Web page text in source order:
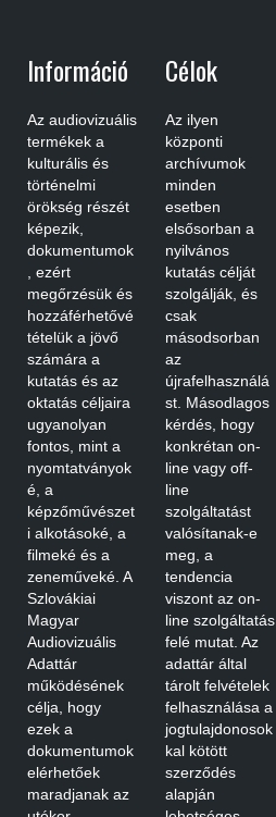
Információ
Az audiovizuális
termékek a
kulturális és
történelmi
örökség részét
képezik,
dokumentumok
, ezért
megőrzésük és
hozzáférhetővé
tételük a jövő
számára a
kutatás és az
oktatás céljaira
ugyanolyan
fontos, mint a
nyomtatványok
é, a
képzőművészet
i alkotásoké, a
filmeké és a
zeneműveké. A
Szlovákiai
Magyar
Audiovizuális
Adattár
működésének
célja, hogy
ezek a
dokumentumok
elérhetőek
maradjanak az
Célok
Az ilyen
központi
archívumok
minden
esetben
elsősorban a
nyilvános
kutatás célját
szolgálják, és
csak
másodsorban
az
újrafelhasználá
st. Másodlagos
kérdés, hogy
konkrétan on-
line vagy off-
line
szolgáltatást
valósítanak-e
meg, a
tendencia
viszont az on-
line szolgáltatás
felé mutat. Az
adattár által
tárolt felvételek
felhasználása a
jogtulajdonosok
kal kötött
szerződés
alapján